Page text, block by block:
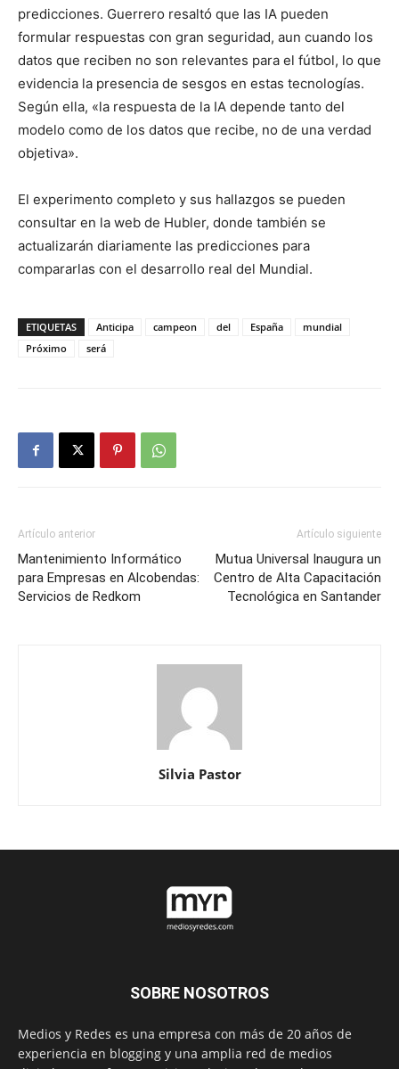
predicciones. Guerrero resaltó que las IA pueden
formular respuestas con gran seguridad, aun cuando los
datos que reciben no son relevantes para el fútbol, lo que
evidencia la presencia de sesgos en estas tecnologías.
Según ella, «la respuesta de la IA depende tanto del
modelo como de los datos que recibe, no de una verdad
objetiva».
El experimento completo y sus hallazgos se pueden
consultar en la web de Hubler, donde también se
actualizarán diariamente las predicciones para
compararlas con el desarrollo real del Mundial.
ETIQUETAS Anticipa campeon del España
mundial
Próximo
será
Artículo anterior
Mantenimiento Informático
para Empresas en Alcobendas:
Servicios de Redkom
Artículo siguiente
Mutua Universal Inaugura un
Centro de Alta Capacitación
Tecnológica en Santander
Silvia Pastor
SOBRE NOSOTROS
Medios y Redes es una empresa con más de 20 años de
experiencia en blogging y una amplia red de medios